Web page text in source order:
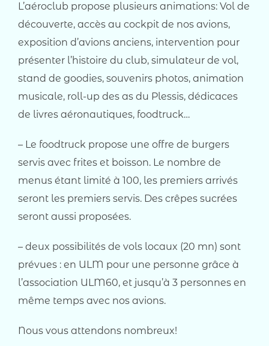
L’aéroclub propose plusieurs animations: Vol de
découverte, accès au cockpit de nos avions,
exposition d’avions anciens, intervention pour
présenter l’histoire du club, simulateur de vol,
stand de goodies, souvenirs photos, animation
musicale, roll-up des as du Plessis, dédicaces
de livres aéronautiques, foodtruck…
– Le foodtruck propose une offre de burgers
servis avec frites et boisson. Le nombre de
menus étant limité à 100, les premiers arrivés
seront les premiers servis. Des crêpes sucrées
seront aussi proposées.
– deux possibilités de vols locaux (20 mn) sont
prévues : en ULM pour une personne grâce à
l’association ULM60, et jusqu’à 3 personnes en
même temps avec nos avions.
Nous vous attendons nombreux!